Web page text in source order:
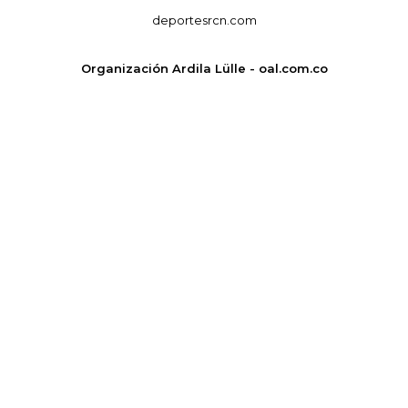
deportesrcn.com
Organización Ardila Lülle - oal.com.co